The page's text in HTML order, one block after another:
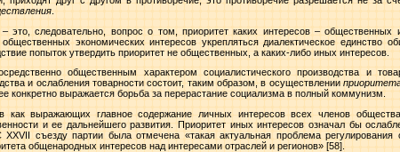
это, следовательно, вопрос о том, приоритет каких интересов – общественных
экономических интересов укрепляться диалектическое единство
попыток утвердить приоритет не общественных, а каких-либо иных интересов.
общественным характером социалистического производства и
и ослабления товарности состоит, таким образом, в осуществлении
конкретно выражается борьба за перерастание социализма в полный коммунизм.
как выражающих главное содержание личных интересов всех членов
и ее дальнейшего развития. Приоритет иных интересов означал бы
съезду партии была отмечена «такая актуальная проблема регулирования
общенародных интересов над интересами отраслей и регионов» [58].